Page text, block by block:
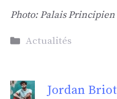
Photo: Palais Principien
Catégories
Actualités
Jordan Briot